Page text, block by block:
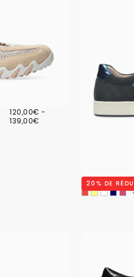
120,00€
PRIX
MINIMUM
120,00€ -
139,00€
BASKETS
20 % DE